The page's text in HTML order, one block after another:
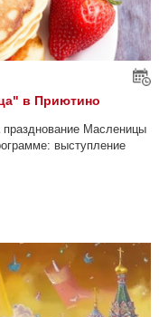
в Приютино
Масленицы
выступление